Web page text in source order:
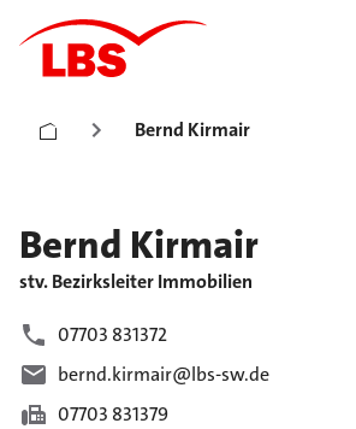
Bernd Kirmair
Bernd Kirmair
stv. Bezirksleiter Immobilien
07703 831372
bernd.kirmair@lbs-sw.de
07703 831379